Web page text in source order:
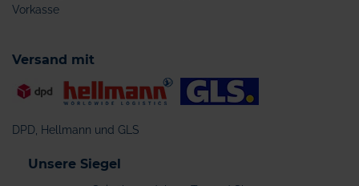
Vorkasse
Versand mit
DPD, Hellmann und GLS
Unsere Siegel